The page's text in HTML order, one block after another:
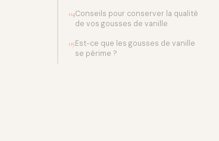
04Conseils pour conserver la qualité
de vos gousses de vanille
05Est-ce que les gousses de vanille
se périme ?